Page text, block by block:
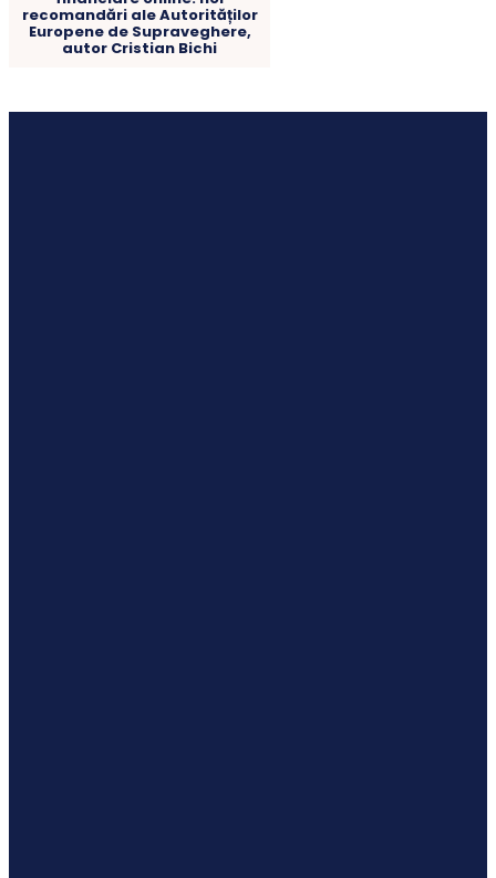
recomandări ale Autorităților
Europene de Supraveghere,
autor Cristian Bichi